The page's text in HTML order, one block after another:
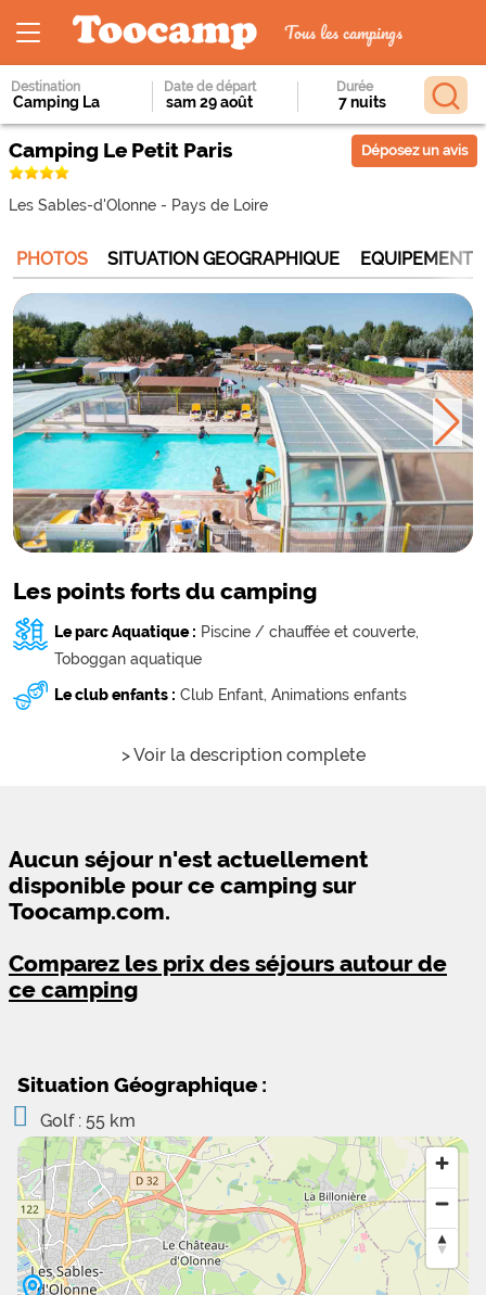
Tous les campings
Destination Date de départ Durée
Camping Le Petit Paris
Les Sables-d'Olonne - Pays de Loire
Déposez un avis
PHOTOS SITUATION GEOGRAPHIQUE
Les points forts du camping
Le parc Aquatique : Piscine / chauffée et couverte,
Toboggan aquatique
Le club enfants : Club Enfant, Animations enfants
> Voir la description complete
Aucun séjour n'est actuellement
disponible pour ce camping sur
Toocamp.com.
Comparez les prix des séjours autour de
ce camping
Situation Géographique :
Golf : 55 km